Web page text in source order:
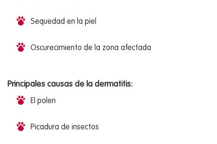
Sequedad en la piel
Oscurecimiento de la zona afectada
Principales causas de la dermatitis:
El polen
Picadura de insectos